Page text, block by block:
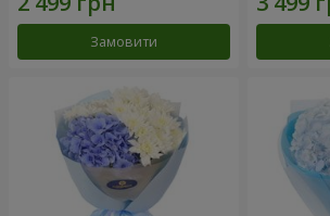
Замовити